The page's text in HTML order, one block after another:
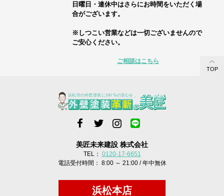
日曜日・連休中はさらにお時間をいただく場
合がございます。
※しつこい営業などは一切ございませんので
ご安心ください。
ご相談はこちら
TOP
美匠未来建設 株式会社
TEL： 0120-17-6651
電話受付時間： 8:00 ～ 21:00 / 年中無休
浜松本店